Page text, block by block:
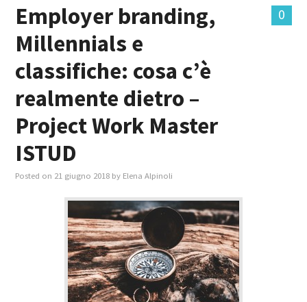
0
Employer branding,
Millennials e
classifiche: cosa c’è
realmente dietro –
Project Work Master
ISTUD
Posted on 21 giugno 2018 by Elena Alpinoli